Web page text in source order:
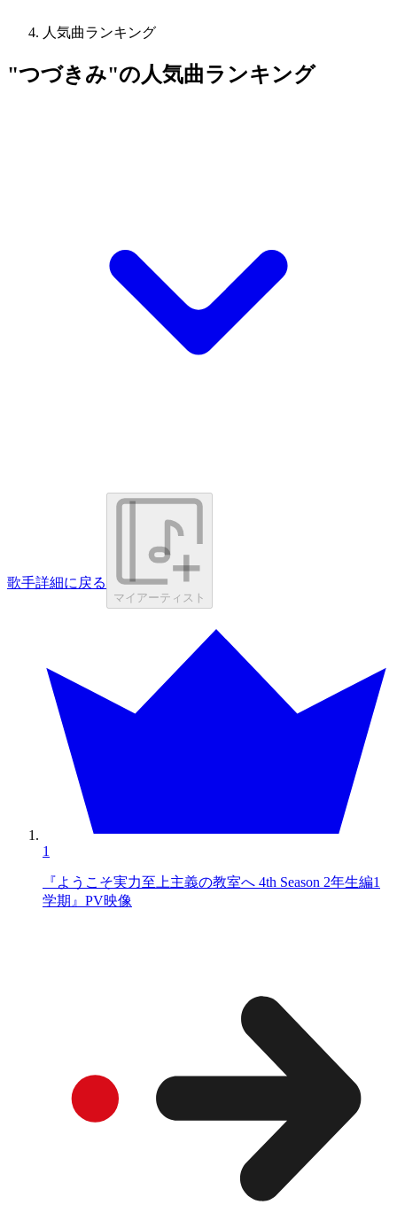
人気曲ランキング
"つづきみ"の人気曲ランキング
歌手詳細に戻る
マイアーティスト
1
『ようこそ実力至上主義の教室へ 4th Season 2年生編1
学期』PV映像